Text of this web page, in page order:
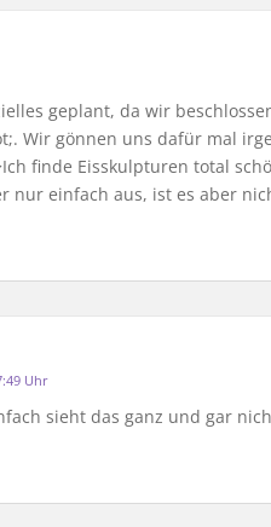
geplant, da wir
Wir gönnen uns dafür mal
finde Eisskulpturen total
nur einfach aus, ist es aber
Uhr
sieht das ganz und gar